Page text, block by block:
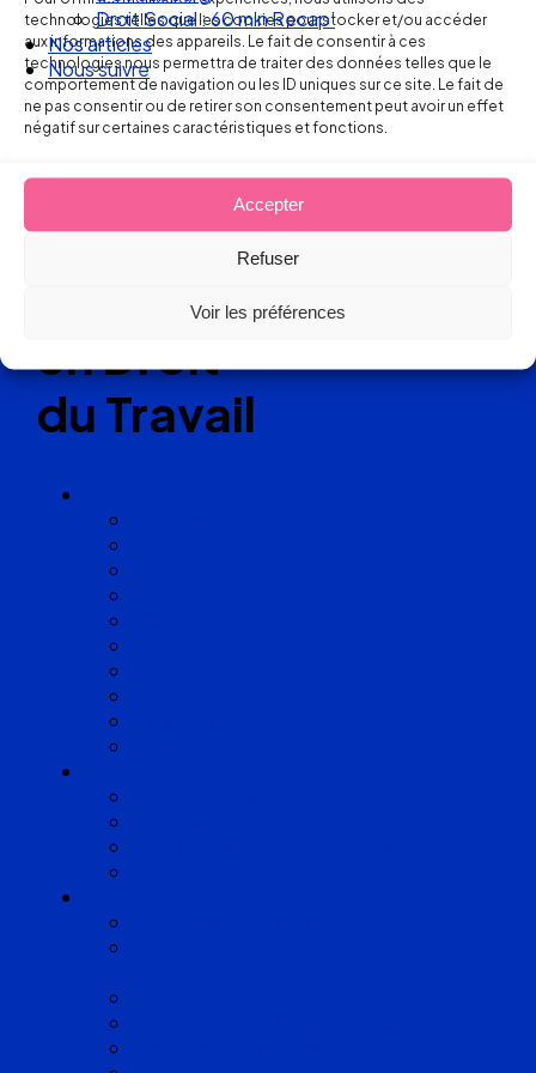
technologies telles que les cookies pour stocker et/ou accéder
aux informations des appareils. Le fait de consentir à ces
technologies nous permettra de traiter des données telles que le
comportement de navigation ou les ID uniques sur ce site. Le fait de
ne pas consentir ou de retirer son consentement peut avoir un effet
négatif sur certaines caractéristiques et fonctions.
Accepter
Refuser
Voir les préférences
Droit Social : 60 min Recap’
Nos articles
Nous suivre
Ellipse Avocats
Réseau
de cabinets
d’avocats
experts
en Droit
du Travail